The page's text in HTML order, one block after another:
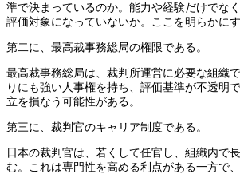
準で決まっているのか。能力や経験だけでな
評価対象になっていないか。ここを明らかにす
第二に、最高裁事務総局の権限である。
最高裁事務総局は、裁判所運営に必要な組織
りにも強い人事権を持ち、評価基準が不透明
立を損なう可能性がある。
第三に、裁判官のキャリア制度である。
日本の裁判官は、若くして任官し、組織内で
む。これは専門性を高める利点がある一方で